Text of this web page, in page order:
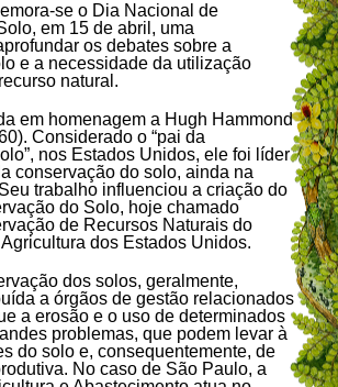
se o Dia Nacional de
em 15 de abril, uma
os debates sobre a
e a necessidade da utilização
natural.
em homenagem a Hugh Hammond
Considerado o “pai da
nos Estados Unidos, ele foi líder
conservação do solo, ainda na
trabalho influenciou a criação do
do Solo, hoje chamado
de Recursos Naturais do
dos Estados Unidos.
dos solos, geralmente,
a órgãos de gestão relacionados
a erosão e o uso de determinados
problemas, que podem levar à
do solo e, consequentemente, de
No caso de São Paulo, a